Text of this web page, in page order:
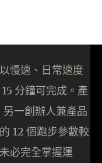
慢速、日常速度
分鐘可完成。產
一創辦人兼產品
12 個跑步參數較
必完全掌握運